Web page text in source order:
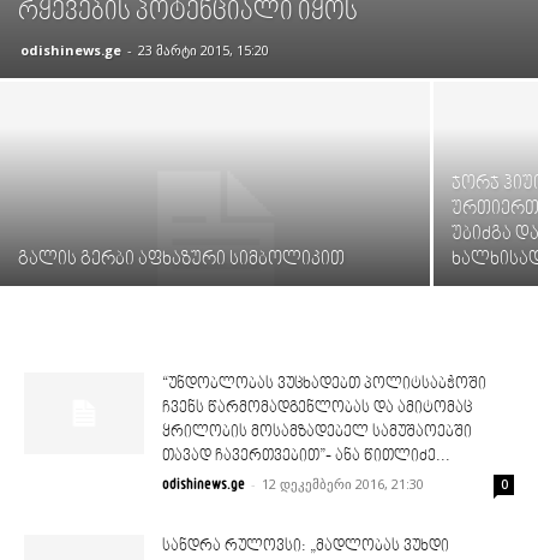
რყევების პოტენციალი იყოს
odishinews.ge - 23 მარტი 2015, 15:20
გალის გერბი აფხაზური სიმბოლიკით
ჯორჯ
უბიძგა
“უნდობლობას ვუცხადებთ პოლიტსაბჭოში
ჩვენს წარმომადგენლობას და ამიტომაც
ყრილობის მოსამზადებელ სამუშაოებში
თავად ჩავერთვებით”- ანა წითლიძე...
odishinews.ge - 12 დეკემბერი 2016, 21:30 0
სანდრა რულოვსი: „მადლობას ვუხდი